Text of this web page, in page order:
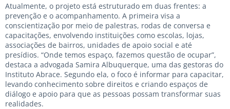
Atualmente, o projeto está estruturado em duas frentes: a
prevenção e o acompanhamento. A primeira visa a
conscientização por meio de palestras, rodas de conversa e
capacitações, envolvendo instituições como escolas, lojas,
associações de bairros, unidades de apoio social e até
presídios. “Onde temos espaço, fazemos questão de ocupar”,
destaca a advogada Samira Albuquerque, uma das gestoras do
Instituto Abrace. Segundo ela, o foco é informar para capacitar,
levando conhecimento sobre direitos e criando espaços de
diálogo e apoio para que as pessoas possam transformar suas
realidades.